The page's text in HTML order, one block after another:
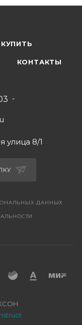
КОНТАКТЫ
улица 8/1
ДАННЫХ